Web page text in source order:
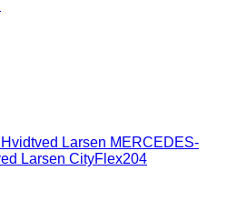
Hvidtved Larsen MERCEDES-
Larsen CityFlex204